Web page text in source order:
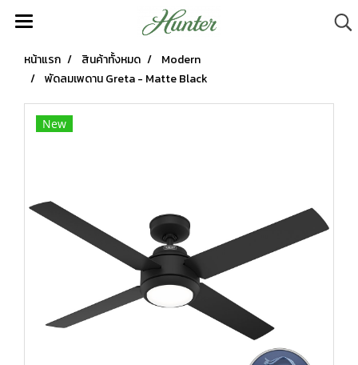
หน้าแรก สินค้าทั้งหมด
Modern
พัดลมเพดาน Greta - Matte Black
New